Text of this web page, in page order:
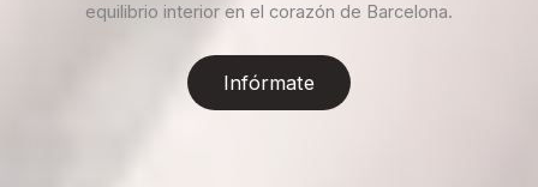
equilibrio interior en el corazón de Barcelona.
Infórmate